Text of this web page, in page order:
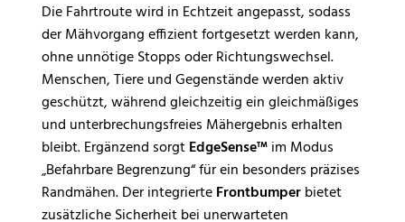
Die Fahrtroute wird in Echtzeit angepasst, sodass
der Mähvorgang effizient fortgesetzt werden kann,
ohne unnötige Stopps oder Richtungswechsel.
Menschen, Tiere und Gegenstände werden aktiv
geschützt, während gleichzeitig ein gleichmäßiges
und unterbrechungsfreies Mähergebnis erhalten
bleibt. Ergänzend sorgtEdgeSense™im Modus
„Befahrbare Begrenzung“ für ein besonders präzises
Randmähen. Der integrierteFrontbumperbietet
zusätzliche Sicherheit bei unerwarteten